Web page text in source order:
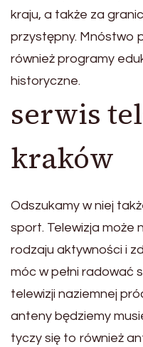
kraju, a także za
przystępny. Mnóstwo
również programy
historyczne.
serwis
kraków
Odszukamy w niej
sport. Telewizja może
rodzaju aktywności i
móc w pełni radować
telewizji naziemnej
anteny będziemy
tyczy się to również